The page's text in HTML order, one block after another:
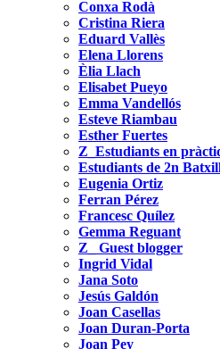
Conxa Rodà
Cristina Riera
Eduard Vallès
Elena Llorens
Èlia Llach
Elisabet Pueyo
Emma Vandellós
Esteve Riambau
Esther Fuertes
Z_Estudiants en
Estudiants de 2n
Eugenia Ortiz
Ferran Pérez
Francesc Quílez
Gemma Reguant
Z_ Guest blogger
Ingrid Vidal
Jana Soto
Jesús Galdón
Joan Casellas
Joan Duran-Porta
Joan Pey